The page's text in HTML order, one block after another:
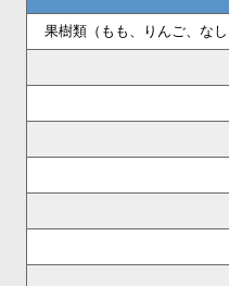
果樹類（もも、りんご、な